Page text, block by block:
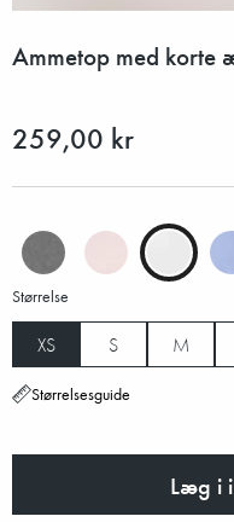
Ammetop med korte
259,00 kr
Størrelse
XS S M
Størrelsesguide
Læg i